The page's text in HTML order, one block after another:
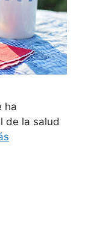
ha
de la salud